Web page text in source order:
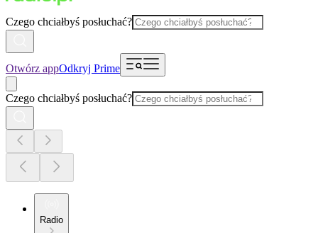
Czego chciałbyś posłuchać?
Otwórz appOdkryj Prime
Czego chciałbyś posłuchać?
Radio